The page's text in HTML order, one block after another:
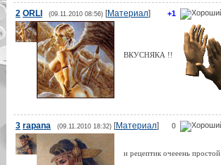
+1
2 ORLI (09.11.2010 08:56)[Материал]
ВКУСНЯКА !!
0
3 rapana (09.11.2010 18:32)[Материал]
и рецептик очееень простой